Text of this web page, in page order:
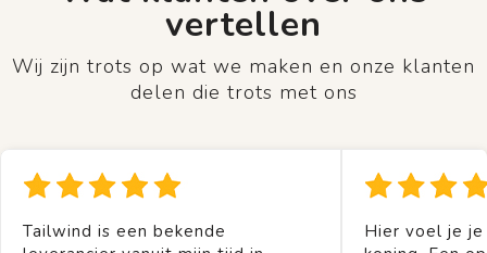
vertellen
Wij zijn trots op wat we maken en onze klanten
delen die trots met ons
Tailwind is een bekende
Hier voel je